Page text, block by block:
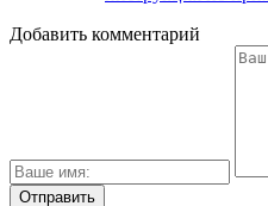
Добавить комментарий